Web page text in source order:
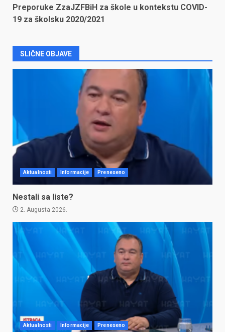
Preporuke ZzaJZFBiH za škole u kontekstu COVID-
19 za školsku 2020/2021
SLIČNE OBJAVE
Aktualnosti Informacije Preneseno
Nestali sa liste?
2. Augusta 2026.
Aktualnosti Informacije Preneseno